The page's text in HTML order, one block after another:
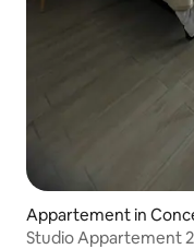
Appartement in
Studio Appartement